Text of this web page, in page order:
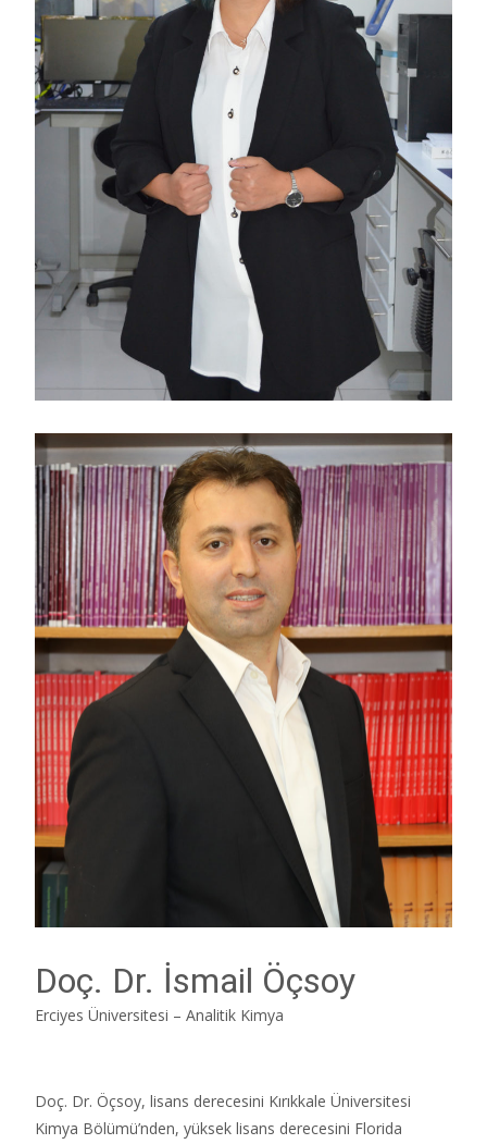
Doç. Dr. İsmail Öçsoy
Erciyes Üniversitesi – Analitik Kimya
Doç. Dr. Öçsoy, lisans derecesini Kırıkkale Üniversitesi
Kimya Bölümü’nden, yüksek lisans derecesini Florida